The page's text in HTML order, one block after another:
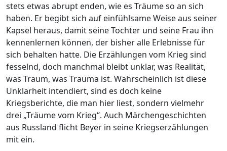
stets etwas abrupt enden, wie es Träume so an sich
haben. Er begibt sich auf einfühlsame Weise aus seiner
Kapsel heraus, damit seine Tochter und seine Frau ihn
kennenlernen können, der bisher alle Erlebnisse für
sich behalten hatte. Die Erzählungen vom Krieg sind
fesselnd, doch manchmal bleibt unklar, was Realität,
was Traum, was Trauma ist. Wahrscheinlich ist diese
Unklarheit intendiert, sind es doch keine
Kriegsberichte, die man hier liest, sondern vielmehr
drei „Träume vom Krieg“. Auch Märchengeschichten
aus Russland flicht Beyer in seine Kriegserzählungen
mit ein.